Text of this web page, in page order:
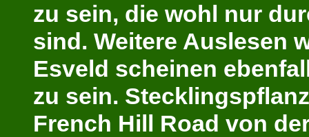
zu sein, die wohl nur
sind. Weitere Auslesen
Esveld scheinen
zu sein.
French Hill Road von